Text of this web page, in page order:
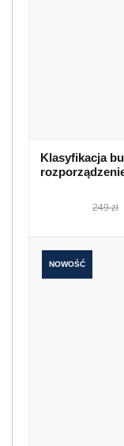
Klasyfikacja
249 zł
NOWOŚĆ